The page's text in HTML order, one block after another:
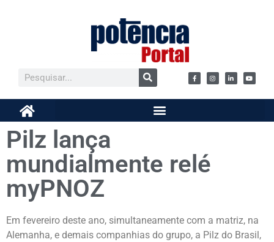
Pilz lança
mundialmente relé
myPNOZ
Em fevereiro deste ano, simultaneamente com a matriz, na
Alemanha, e demais companhias do grupo, a Pilz do Brasil,